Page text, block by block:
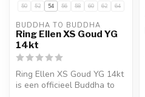
50 52 54 56 58 60 62 64
BUDDHA TO BUDDHA
Ring Ellen XS Goud YG
14kt
Ring Ellen XS Goud YG 14kt
is een officieel Buddha to